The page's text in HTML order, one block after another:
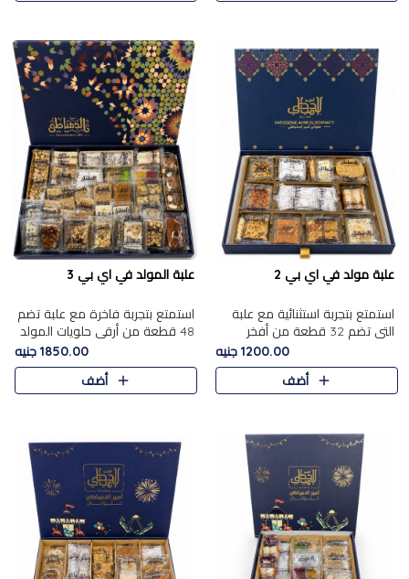
علبة مولد في اي بي 2
استمتع بتجربة استثنائية مع علبة
التي تضم 32 قطعة من أفخر
حلويات المولد الشرقية، في تشكيلة
تجمع بين الأصالة والاختيارات
الفاخرة. تحتوي العلبة..
1200.00 جنيه
أضف
علبة المولد في اي بي 3
استمتع بتجربة فاخرة مع علبة تضم
48 قطعة من أرقى حلويات المولد
الشرقية، في تشكيلة تجمع بين
الأصناف التقليدية الفاخرة والاختيارات
1850.00 جنيه
أضف